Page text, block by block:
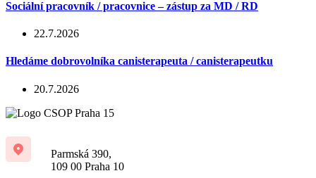
Sociální pracovník / pracovnice – zástup za MD / RD
22.7.2026
Hledáme dobrovolníka canisterapeuta / canisterapeutku
20.7.2026
Parmská 390,
109 00 Praha 10